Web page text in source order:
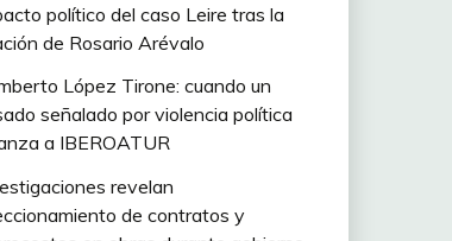
político del caso Leire tras la
de Rosario Arévalo
López Tirone: cuando un
señalado por violencia política
a IBEROATUR
revelan
de contratos y